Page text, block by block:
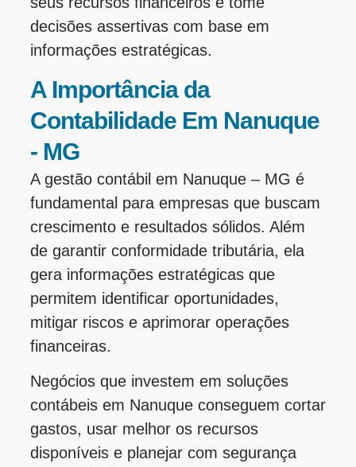
decisões assertivas com base em
informações estratégicas.
A Importância da
Contabilidade Em Nanuque
- MG
A gestão contábil em Nanuque – MG é
fundamental para empresas que buscam
crescimento e resultados sólidos. Além
de garantir conformidade tributária, ela
gera informações estratégicas que
permitem identificar oportunidades,
mitigar riscos e aprimorar operações
financeiras.
Negócios que investem em soluções
contábeis em Nanuque conseguem cortar
gastos, usar melhor os recursos
disponíveis e planejar com segurança